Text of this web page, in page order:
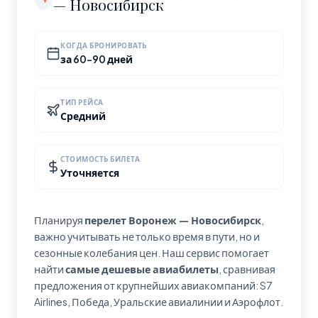
— Новосибирск
КОГДА БРОНИРОВАТЬ
за 60-90 дней
ТИП РЕЙСА
Средний
СТОИМОСТЬ БИЛЕТА
Уточняется
Планируя перелет Воронеж — Новосибирск
важно учитывать не только время в пути, но и
сезонные колебания цен. Наш сервис помогает
найтисамые дешевые авиабилеты , сравнивая
предложения от крупнейших авиакомпаний: S7
Airlines, Победа, Уральские авиалинии и Аэрофлот.